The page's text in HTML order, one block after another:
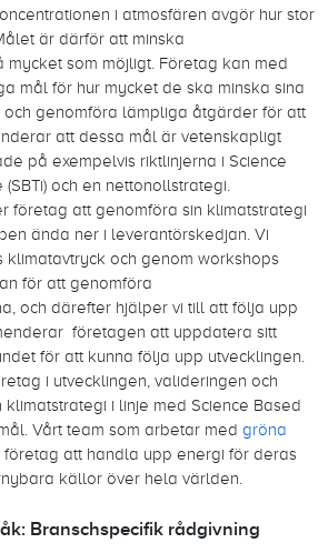
i atmosfären avgör hur stor
är därför att minska
som möjligt. Företag kan med
mål för hur mycket de ska minska sina
genomföra lämpliga åtgärder för att
att dessa mål är vetenskapligt
på exempelvis riktlinjerna i Science
(SBTi) och en nettonollstrategi.
företag att genomföra sin klimatstrategi
ända ner i leverantörskedjan. Vi
och genom workshops
för att genomföra
och därefter hjälper vi till att följa upp
företagen att uppdatera sitt
för att kunna följa upp utvecklingen.
i utvecklingen, valideringen och
i linje med Science Based
Vårt team som arbetar med gröna
att handla upp energi för deras
källor över hela världen.
Branschspecifik rådgivning